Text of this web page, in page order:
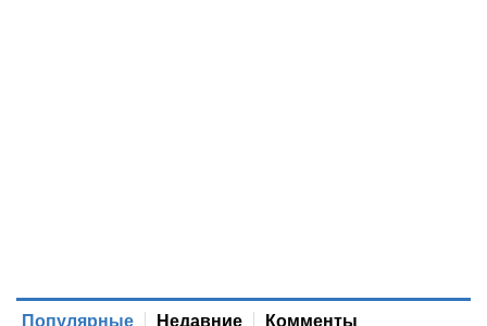
Популярные Недавние Комменты